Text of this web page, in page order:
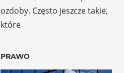
ozdoby. Często jeszcze takie,
które
PRAWO